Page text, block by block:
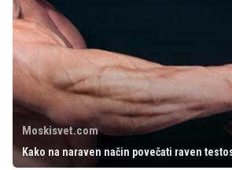
Moskisvet.com
Kako na naraven način povečati raven